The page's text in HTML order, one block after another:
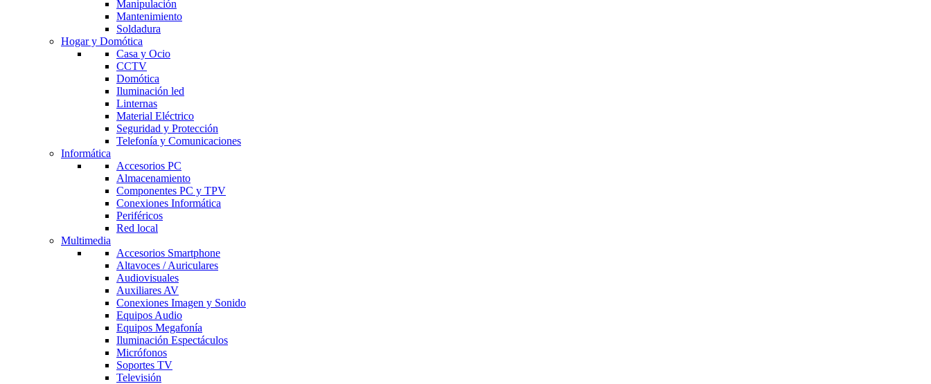
Manipulación
Mantenimiento
Soldadura
Hogar y Domótica
Casa y Ocio
CCTV
Domótica
Iluminación led
Linternas
Material Eléctrico
Seguridad y Protección
Telefonía y Comunicaciones
Informática
Accesorios PC
Almacenamiento
Componentes PC y TPV
Conexiones Informática
Periféricos
Red local
Multimedia
Accesorios Smartphone
Altavoces / Auriculares
Audiovisuales
Auxiliares AV
Conexiones Imagen y Sonido
Equipos Audio
Equipos Megafonía
Iluminación Espectáculos
Micrófonos
Soportes TV
Televisión